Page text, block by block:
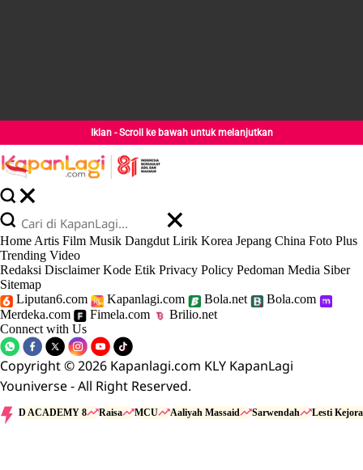
Iklan - Scroll ke bawah untuk melanjutkan
Home Artis Film Musik Dangdut Lirik Korea Jepang China Foto Plus
Trending Video
Redaksi Disclaimer Kode Etik Privacy Policy Pedoman Media Siber
Sitemap
Liputan6.com
Kapanlagi.com Bola.net
Bola.com
Merdeka.com
Fimela.com
Brilio.net
Connect with Us
Copyright © 2026 Kapanlagi.com KLY KapanLagi
Youniverse - All Right Reserved.
D ACADEMY 8 Raisa MCU Aaliyah Massaid Sarwendah Lesti Kejora